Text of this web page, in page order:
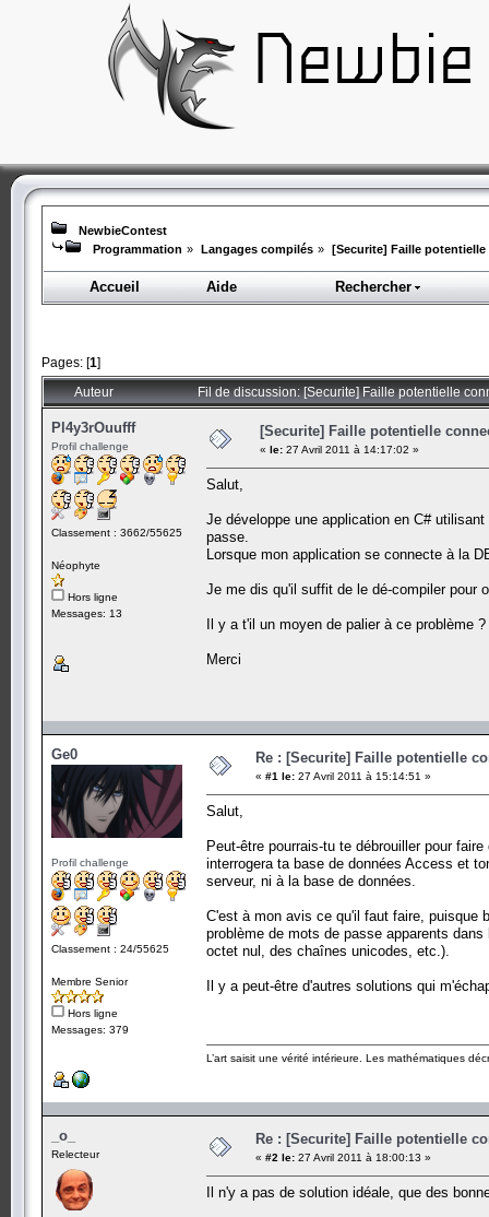
NewbieContest
Programmation » Langages compilés » [Securite] Faille
Accueil Aide Rechercher
Pages: [1]
Auteur Fil de discussion: [Securite] Faille potentielle
Pl4y3rOuufff
Profil challenge
Classement : 3662/55625
Néophyte
Hors ligne
Messages: 13
[Securite] Faille potentielle
« le: 27 Avril 2011 à 14:17:02 »
Salut,
Je développe une application en C#
passe.
Lorsque mon application se connecte à la
Je me dis qu'il suffit de le dé-compiler pour
Il y a t'il un moyen de palier à ce problème ?
Merci
Ge0
Profil challenge
Classement : 24/55625
Membre Senior
Hors ligne
Messages: 379
Re : [Securite] Faille potentielle
« #1 le: 27 Avril 2011 à 15:14:51 »
Salut,
Peut-être pourrais-tu te débrouiller pour
interrogera ta base de données Access et
serveur, ni à la base de données.
C'est à mon avis ce qu'il faut faire, puisque
problème de mots de passe apparents
octet nul, des chaînes unicodes, etc.).
Il y a peut-être d'autres solutions qui
L’art saisit une vérité intérieure. Les mathématiques
_o_
Relecteur
Re : [Securite] Faille potentielle
« #2 le: 27 Avril 2011 à 18:00:13 »
Il n'y a pas de solution idéale, que des